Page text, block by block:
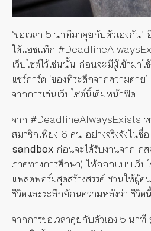
‘ขอเวลา 5 นาทีมาคุยกับตัวเองกัน
ใต้แฮชแท็ก
เว็บไซต์ไว้เช่นนั้น ก่อนจะมีผู้เข้ามา
แชร์การ์ด ‘ของที่ระลึกจากความตา
จากการเล่นเว็บไซต์นี้เต็มหน้าฟีด
จาก #DeadlineAlwaysExists พ
สมาชิกเพียง 6 คน อย่างจริงจังในชื่อ
sandbox ก่อนจะได้รับงานจาก ก
ภาคทางการศึกษา) ให้ออกแบบเว็บ
แพลตฟอร์มสุดสร้างสรรค์ ชวนให้ผู้
ชีวิตและระลึกย้อนความหลังว่า ชีวิต
จากการขอเวลาคุยกับตัวเอง 5 นา